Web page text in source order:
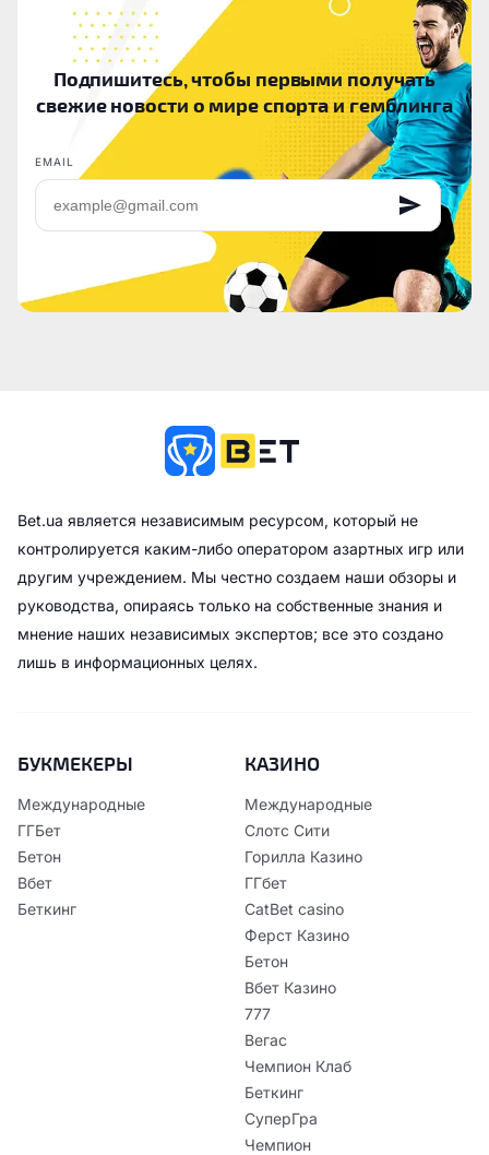
Подпишитесь, чтобы первыми получать
свежие новости о мире спорта и гемблинга
EMAIL
Bet.ua является независимым ресурсом, который не
контролируется каким-либо оператором азартных игр или
другим учреждением. Мы честно создаем наши обзоры и
руководства, опираясь только на собственные знания и
мнение наших независимых экспертов; все это создано
лишь в информационных целях.
БУКМЕКЕРЫ
Международные
ГГБет
Бетон
Вбет
Беткинг
КАЗИНО
Международные
Слотс Сити
Горилла Казино
ГГбет
CatBet casino
Ферст Казино
Бетон
Вбет Казино
777
Вегас
Чемпион Клаб
Беткинг
СуперГра
Чемпион